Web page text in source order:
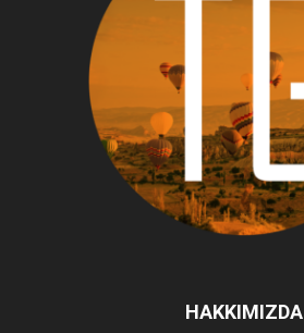
HAKKIMIZDA